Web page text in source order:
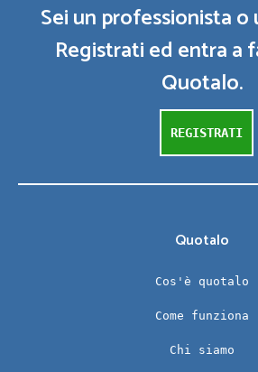
Sei un professionista o
Registrati ed entra a
Quotalo.
REGISTRATI
Quotalo
Cos'è quotalo
Come funziona
Chi siamo